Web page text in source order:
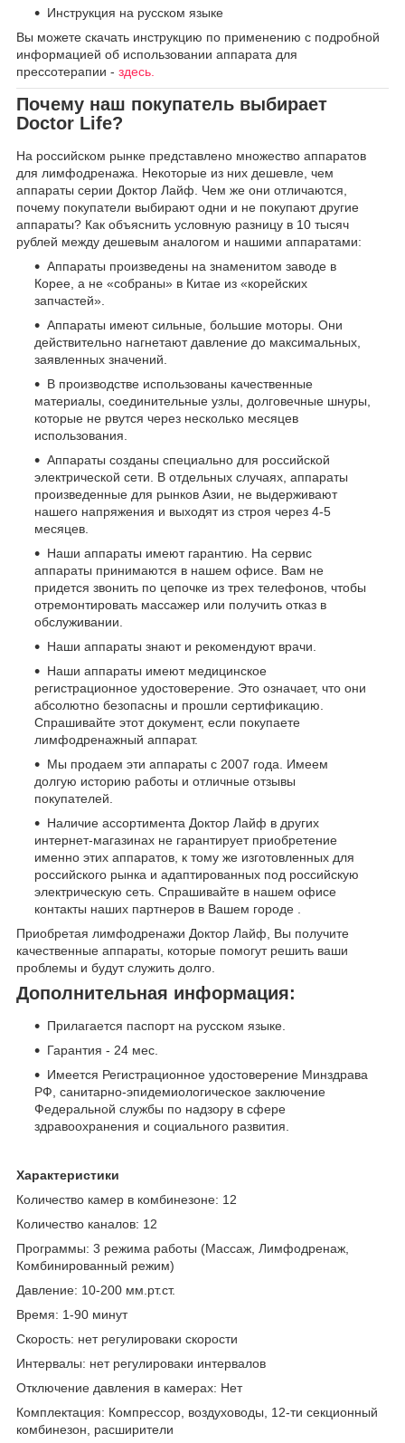
Инструкция на русском языке
Вы можете скачать инструкцию по применению с подробной
информацией об использовании аппарата для
прессотерапии - здесь.
Почему наш покупатель выбирает
Doctor Life?
На российском рынке представлено множество аппаратов
для лимфодренажа. Некоторые из них дешевле, чем
аппараты серии Доктор Лайф. Чем же они отличаются,
почему покупатели выбирают одни и не покупают другие
аппараты? Как объяснить условную разницу в 10 тысяч
рублей между дешевым аналогом и нашими аппаратами:
Аппараты произведены на знаменитом заводе в
Корее, а не «собраны» в Китае из «корейских
запчастей».
Аппараты имеют сильные, большие моторы. Они
действительно нагнетают давление до максимальных,
заявленных значений.
В производстве использованы качественные
материалы, соединительные узлы, долговечные шнуры,
которые не рвутся через несколько месяцев
использования.
Аппараты созданы специально для российской
электрической сети. В отдельных случаях, аппараты
произведенные для рынков Азии, не выдерживают
нашего напряжения и выходят из строя через 4-5
месяцев.
Наши аппараты имеют гарантию. На сервис
аппараты принимаются в нашем офисе. Вам не
придется звонить по цепочке из трех телефонов, чтобы
отремонтировать массажер или получить отказ в
обслуживании.
Наши аппараты знают и рекомендуют врачи.
Наши аппараты имеют медицинское
регистрационное удостоверение. Это означает, что они
абсолютно безопасны и прошли сертификацию.
Спрашивайте этот документ, если покупаете
лимфодренажный аппарат.
Мы продаем эти аппараты с 2007 года. Имеем
долгую историю работы и отличные отзывы
покупателей.
Наличие ассортимента Доктор Лайф в других
интернет-магазинах не гарантирует приобретение
именно этих аппаратов, к тому же изготовленных для
российского рынка и адаптированных под российскую
электрическую сеть. Спрашивайте в нашем офисе
контакты наших партнеров в Вашем городе .
Приобретая лимфодренажи Доктор Лайф, Вы получите
качественные аппараты, которые помогут решить ваши
проблемы и будут служить долго.
Дополнительная информация:
Прилагается паспорт на русском языке.
Гарантия - 24 мес.
Имеется Регистрационное удостоверение Минздрава
РФ, санитарно-эпидемиологическое заключение
Федеральной службы по надзору в сфере
здравоохранения и социального развития.
Характеристики
Количество камер в комбинезоне: 12
Количество каналов: 12
Программы: 3 режима работы (Массаж, Лимфодренаж,
Комбинированный режим)
Давление: 10-200 мм.рт.ст.
Время: 1-90 минут
Скорость: нет регулироваки скорости
Интервалы: нет регулироваки интервалов
Отключение давления в камерах: Нет
Комплектация: Компрессор, воздуховоды, 12-ти секционный
комбинезон, расширители